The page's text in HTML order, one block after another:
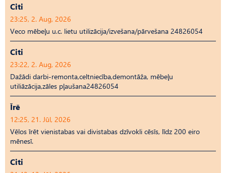
Citi
23:25, 2. Aug, 2026
Veco mēbeļu u.c. lietu utilizācija/izvešana/pārvešana 24826054
Citi
23:22, 2. Aug, 2026
Dažādi darbi-remonta,celtniecība,demontāža, mēbeļu
utiliāzācija,zāles pļaušana24826054
Īrē
12:25, 21. Jūl, 2026
Vēlos īrēt vienistabas vai divistabas dzīvokli cēsīs, līdz 200 eiro
mēnesī.
Citi